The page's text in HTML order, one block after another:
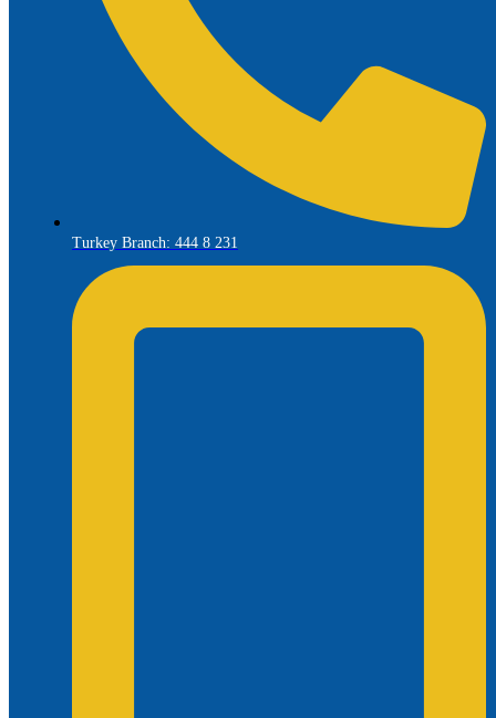
Turkey Branch: 444 8 231